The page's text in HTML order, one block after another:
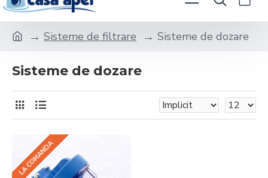
Sisteme de filtrare Sisteme de dozare
Sisteme de dozare
LA COMANDA